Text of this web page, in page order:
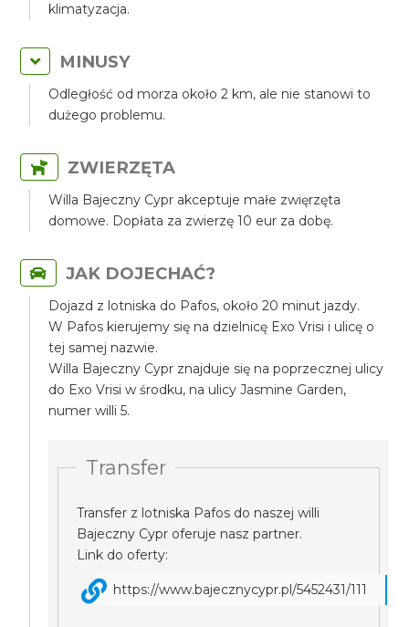
klimatyzacja.
MINUSY
Odległość od morza około 2 km, ale nie stanowi to
dużego problemu.
ZWIERZĘTA
Willa Bajeczny Cypr akceptuje małe zwięrzęta
domowe. Dopłata za zwierzę 10 eur za dobę.
JAK DOJECHAĆ?
Dojazd z lotniska do Pafos, około 20 minut jazdy.
W Pafos kierujemy się na dzielnicę Exo Vrisi i ulicę o
tej samej nazwie.
Willa Bajeczny Cypr znajduje się na poprzecznej ulicy
do Exo Vrisi w środku, na ulicy Jasmine Garden,
numer willi 5.
Transfer
Transfer z lotniska Pafos do naszej willi
Bajeczny Cypr oferuje nasz partner.
Link do oferty:
https://www.bajecznycypr.pl/5452431/111